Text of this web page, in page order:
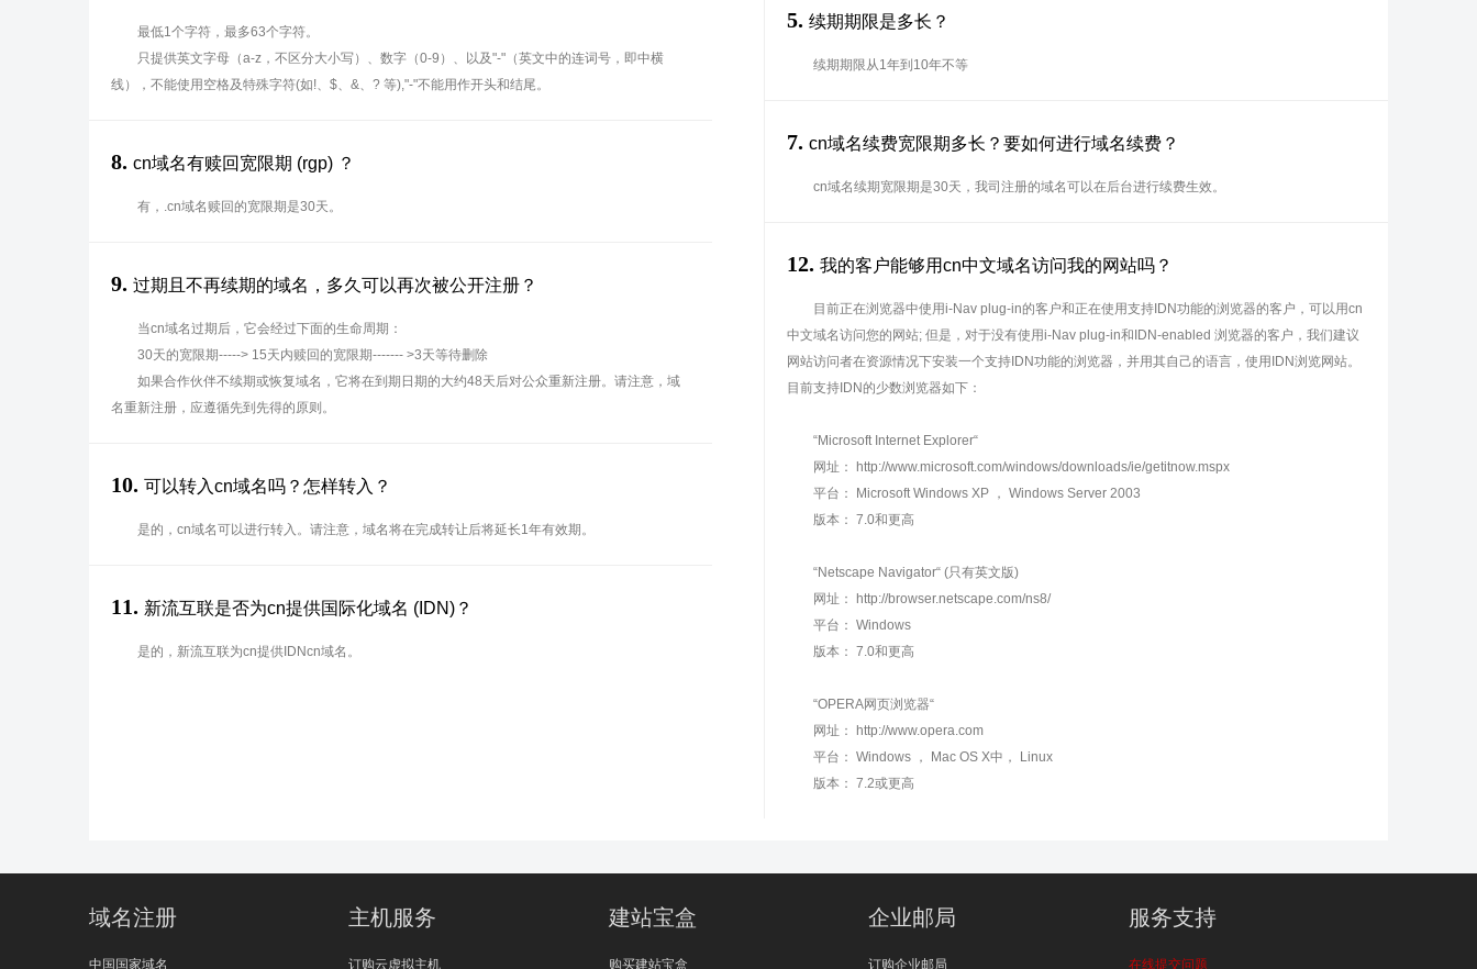
最低1个字符，最多63个字符。
只提供英文字母（a-z，不区分大小写）、数字（0-9）、以及"-"（英文中的连词号，即中横
线），不能使用空格及特殊字符(如!、$、&、? 等),"-"不能用作开头和结尾。
8. cn域名有赎回宽限期 (rgp) ？
有，.cn域名赎回的宽限期是30天。
9. 过期且不再续期的域名，多久可以再次被公开注册？
当cn域名过期后，它会经过下面的生命周期：
30天的宽限期-----> 15天内赎回的宽限期------- >3天等待删除
如果合作伙伴不续期或恢复域名，它将在到期日期的大约48天后对公众重新注册。请注意，域
名重新注册，应遵循先到先得的原则。
10. 可以转入cn域名吗？怎样转入？
是的，cn域名可以进行转入。请注意，域名将在完成转让后将延长1年有效期。
11. 新流互联是否为cn提供国际化域名 (IDN)？
是的，新流互联为cn提供IDNcn域名。
5. 续期期限是多长？
续期期限从1年到10年不等
7. cn域名续费宽限期多长？要如何进行域名续费？
cn域名续期宽限期是30天，我司注册的域名可以在后台进行续费生效。
12. 我的客户能够用cn中文域名访问我的网站吗？
目前正在浏览器中使用i-Nav plug-in的客户和正在使用支持IDN功能的浏览器的客户，可以用cn
中文域名访问您的网站; 但是，对于没有使用i-Nav plug-in和IDN-enabled 浏览器的客户，我们建议
网站访问者在资源情况下安装一个支持IDN功能的浏览器，并用其自己的语言，使用IDN浏览网站。
目前支持IDN的少数浏览器如下：
“Microsoft Internet Explorer“
网址： http://www.microsoft.com/windows/downloads/ie/getitnow.mspx
平台： Microsoft Windows XP ， Windows Server 2003
版本： 7.0和更高
“Netscape Navigator“ (只有英文版)
网址： http://browser.netscape.com/ns8/
平台： Windows
版本： 7.0和更高
“OPERA网页浏览器“
网址： http://www.opera.com
平台： Windows ， Mac OS X中， Linux
版本： 7.2或更高
域名注册
中国国家域名
主机服务
订购云虚拟主机
建站宝盒
购买建站宝盒
企业邮局
订购企业邮局
服务支持
在线提交问题